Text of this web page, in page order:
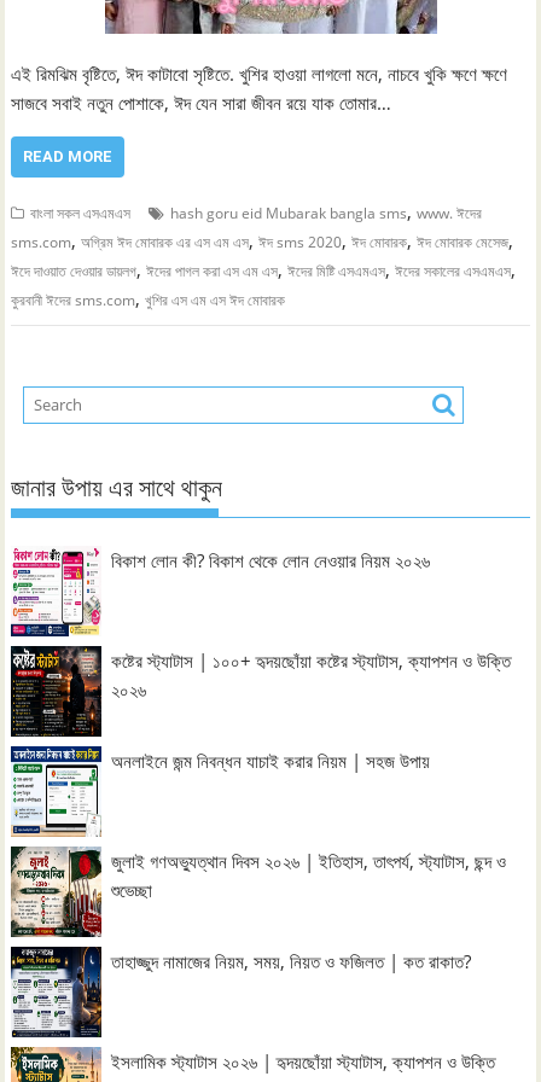
এই রিমঝিম বৃষ্টিতে, ঈদ কাটাবো সৃষ্টিতে. খুশির হাওয়া লাগলো মনে, নাচবে খুকি ক্ষণে ক্ষণে
সাজবে সবাই নতুন পোশাকে, ঈদ যেন সারা জীবন রয়ে যাক তোমার…
READ MORE
বাংলা সকল এসএমএস hash goru eid Mubarak bangla sms,www. ঈদের
sms.com,অগ্রিম ঈদ মোবারক এর এস এম এস,ঈদ sms 2020,ঈদ মোবারক,ঈদ মোবারক মেসেজ,
ঈদে দাওয়াত দেওয়ার ডায়লগ,ঈদের পাগল করা এস এম এস,ঈদের মিষ্টি এসএমএস,ঈদের সকালের এসএমএস,
কুরবানী ঈদের sms.com,খুশির এস এম এস ঈদ মোবারক
জানার উপায় এর সাথে থাকুন
বিকাশ লোন কী? বিকাশ থেকে লোন নেওয়ার নিয়ম ২০২৬
কষ্টের স্ট্যাটাস | ১০০+ হৃদয়ছোঁয়া কষ্টের স্ট্যাটাস, ক্যাপশন ও উক্তি
২০২৬
অনলাইনে জন্ম নিবন্ধন যাচাই করার নিয়ম | সহজ উপায়
জুলাই গণঅভ্যুত্থান দিবস ২০২৬ | ইতিহাস, তাৎপর্য, স্ট্যাটাস, ছন্দ ও
শুভেচ্ছা
তাহাজ্জুদ নামাজের নিয়ম, সময়, নিয়ত ও ফজিলত | কত রাকাত?
ইসলামিক স্ট্যাটাস ২০২৬ | হৃদয়ছোঁয়া স্ট্যাটাস, ক্যাপশন ও উক্তি